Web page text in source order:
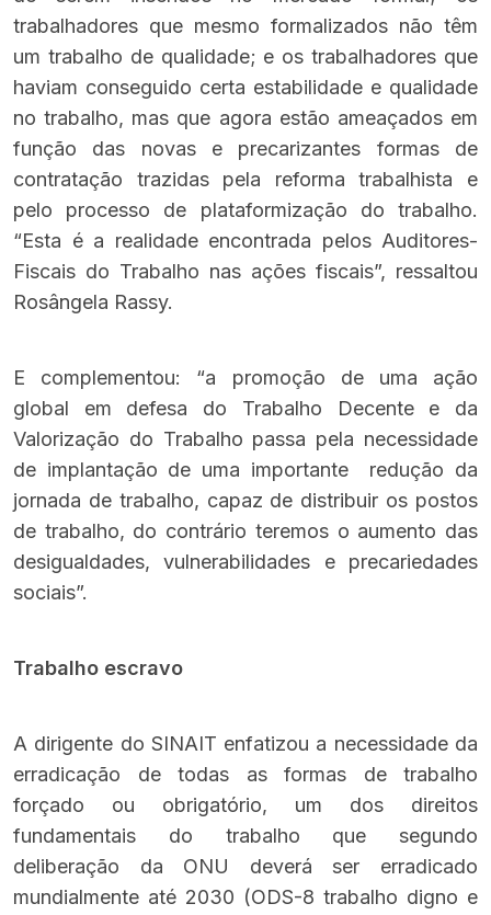
trabalhadores que mesmo formalizados não têm
um trabalho de qualidade; e os trabalhadores que
haviam conseguido certa estabilidade e qualidade
no trabalho, mas que agora estão ameaçados em
função das novas e precarizantes formas de
contratação trazidas pela reforma trabalhista e
pelo processo de plataformização do trabalho.
“Esta é a realidade encontrada pelos Auditores-
Fiscais do Trabalho nas ações fiscais”, ressaltou
Rosângela Rassy.
E complementou: “a promoção de uma ação
global em defesa do Trabalho Decente e da
Valorização do Trabalho passa pela necessidade
de implantação de uma importante redução da
jornada de trabalho, capaz de distribuir os postos
de trabalho, do contrário teremos o aumento das
desigualdades, vulnerabilidades e precariedades
sociais”.
Trabalho escravo
A dirigente do SINAIT enfatizou a necessidade da
erradicação de todas as formas de trabalho
forçado ou obrigatório, um dos direitos
fundamentais do trabalho que segundo
deliberação da ONU deverá ser erradicado
mundialmente até 2030 (ODS-8 trabalho digno e